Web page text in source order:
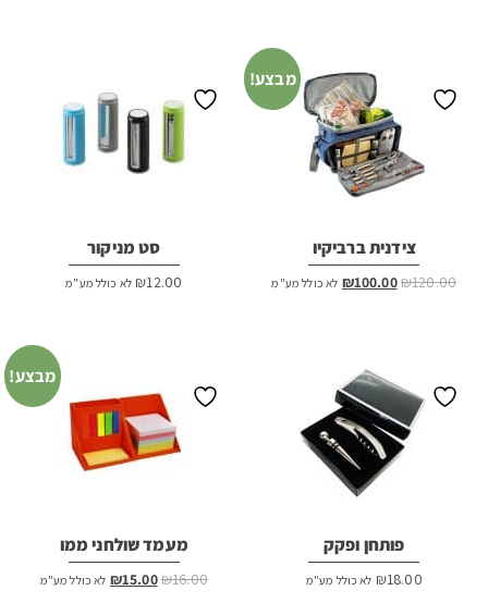
מבצע!
צידנית ברביקיו
₪120.00
המחיר ₪100.00 המחיר
לא כולל מע"מ
סט מניקור
₪12.00 לא כולל מע"מ
פותחן ופקק
₪18.00 לא כולל מע"מ
מבצע!
מעמד שולחני ממו
₪16.00
המחיר₪15.00 המחיר
לא כולל מע"מ